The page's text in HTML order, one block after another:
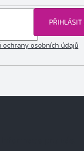
ochrany osobních údajů
PŘIHLÁSIT